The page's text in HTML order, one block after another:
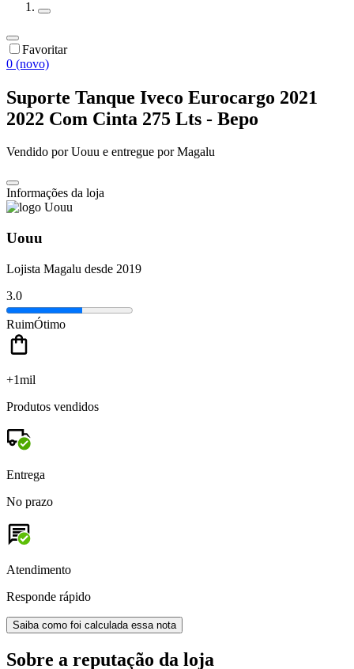
Favoritar
0 (novo)
Suporte Tanque Iveco Eurocargo 2021
2022 Com Cinta 275 Lts - Bepo
Vendido porUouu e entregue por Magalu
Informações da loja
Uouu
Lojista Magalu desde 2019
3.0
RuimÓtimo
+1mil
Produtos vendidos
Entrega
No prazo
Atendimento
Responde rápido
Saiba como foi calculada essa nota
Sobre a reputação da loja